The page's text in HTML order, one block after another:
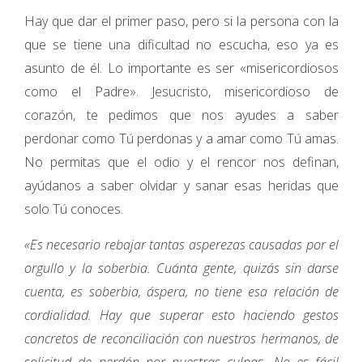
Hay que dar el primer paso, pero si la persona con la
que se tiene una dificultad no escucha, eso ya es
asunto de él. Lo importante es ser «misericordiosos
como el Padre». Jesucristo, misericordioso de
corazón, te pedimos que nos ayudes a saber
perdonar como Tú perdonas y a amar como Tú amas.
No permitas que el odio y el rencor nos definan,
ayúdanos a saber olvidar y sanar esas heridas que
solo Tú conoces.
«Es necesario rebajar tantas asperezas causadas por el
orgullo y la soberbia. Cuánta gente, quizás sin darse
cuenta, es soberbia, áspera, no tiene esa relación de
cordialidad. Hay que superar esto haciendo gestos
concretos de reconciliación con nuestros hermanos, de